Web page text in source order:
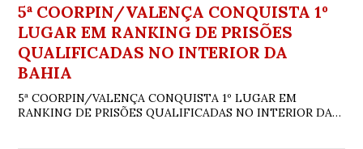
5ª COORPIN/VALENÇA CONQUISTA 1º
LUGAR EM RANKING DE PRISÕES
QUALIFICADAS NO INTERIOR DA
BAHIA
5ª COORPIN/VALENÇA CONQUISTA 1º LUGAR EM
RANKING DE PRISÕES QUALIFICADAS NO INTERIOR DA